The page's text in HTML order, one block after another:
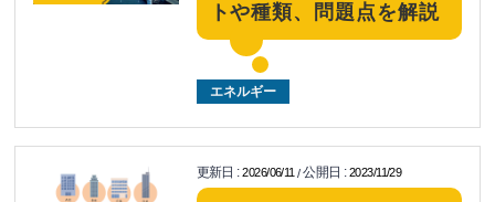
トや種類、問題点を解説
エネルギー
更新日 :2026/06/11/公開日 :2023/11/29